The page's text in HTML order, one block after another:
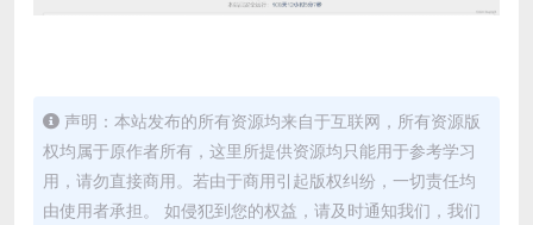
声明：本站发布的所有资源均来自于互联网，所有资源版
权均属于原作者所有，这里所提供资源均只能用于参考学习
用，请勿直接商用。若由于商用引起版权纠纷，一切责任均
由使用者承担。 如侵犯到您的权益，请及时通知我们，我们